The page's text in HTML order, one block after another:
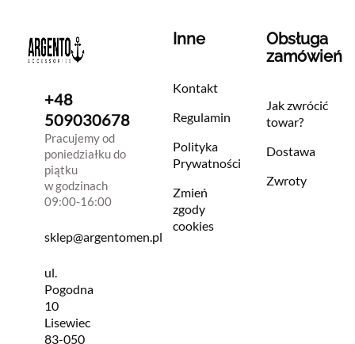
+48
509030678
Pracujemy od
poniedziałku do
piątku
w godzinach
09:00-16:00
sklep@argentomen.pl
ul.
Pogodna
10
Lisewiec
83-050
Inne
Kontakt
Regulamin
Polityka
Prywatności
Zmień
zgody
cookies
Obsługa
zamówień
Jak zwrócić
towar?
Dostawa
Zwroty